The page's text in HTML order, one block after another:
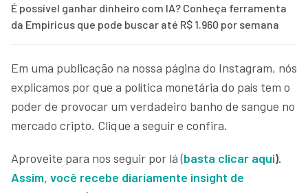
É possível ganhar dinheiro com IA? Conheça ferramenta
da Empiricus que pode buscar até R$ 1.960 por semana
Em uma publicação na nossa página do Instagram, nós
explicamos por que a política monetária do país tem o
poder de provocar um verdadeiro banho de sangue no
mercado cripto. Clique a seguir e confira.
Aproveite para nos seguir por lá (basta clicar aqui).
Assim, você recebe diariamente insight de